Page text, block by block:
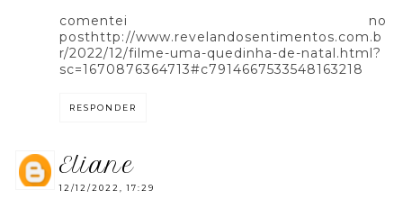
comentei no
posthttp://www.revelandosentimentos.com.b
r/2022/12/filme-uma-quedinha-de-natal.html?
sc=1670876364713#c7914667533548163218
RESPONDER
eliane
12/12/2022, 17:29